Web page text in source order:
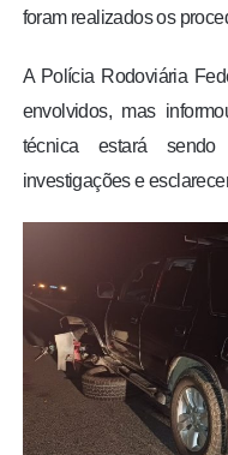
foram realizados os
A Polícia Rodoviária
envolvidos, mas
técnica estará
investigações e